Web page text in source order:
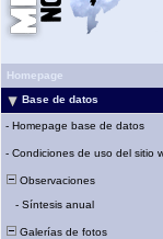
Homepage
Base de datos
- Homepage base de datos
- Condiciones de uso del sitio
Observaciones
- Síntesis anual
Galerías de fotos